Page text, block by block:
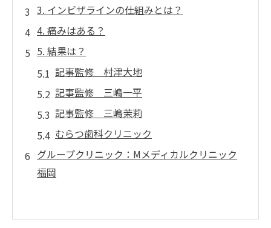
3. インビザラインの仕組みとは？
4. 痛みはある？
5. 結果は？
記事監修 村津大地
記事監修 三嶋一平
記事監修 三嶋茉莉
むらつ歯科クリニック
グループクリニック：Mメディカルクリニック
福岡